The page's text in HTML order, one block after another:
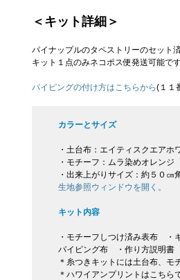
＜キット詳細＞
パイナップルのタペストリーのセット
キット１点のみネコポス便発送可能で
パイピングの付け方はこちらから(１１
カラーとサイズ
・土台布：エイティスクエアホ
・モチーフ：ムラ染めオレンジ
・出来上がりサイズ：約５０㎝
生地参照ウィンドウを開く。
キット内容
・モチーフしつけ済み表布
パイピング布 ・作り方説明書
＊糸つきキットには土台布、モ
＊ハワイアンプリントはこちら